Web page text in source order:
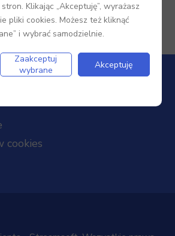
Zobacz wszystkie
cookies
Klikając „Akceptuję”, wyrażasz
pliki cookies. Możesz też kliknąć
i wybrać samodzielnie.
Zaakceptuj
wybrane
Akceptuję